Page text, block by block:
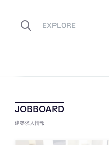
建築求人情報